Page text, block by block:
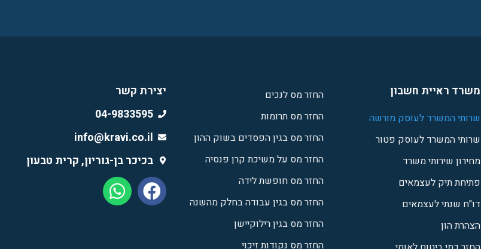
משרד ראיית חשבון
שרותי המשרד לעוסק מורשה
שרותי המשרד לעוסק פטור
מחירון שירותי משרד
פתיחת תיק לעצמאים
דו"ח שנתי לעצמאים
הצהרת הון
החזר מס לנכים
החזר מס תרומות
החזר מס בגין הפסדים בשוק ההון
החזר מס על משיכת קרן פנסיה
החזר מס חופשת לידה
החזר מס בגין עבודה בחלק מהשנה
החזר מס בגין רילוקיישן
החזר מס נקודות זיכוי
יצירת קשר
04-9833595
info@kravi.co.il
בכיכר בן-גוריון, קרית טבעון